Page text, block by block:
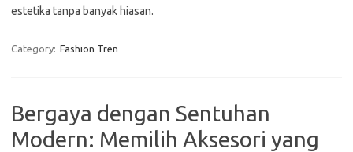
estetika tanpa banyak hiasan.
Category: Fashion Tren
Bergaya dengan Sentuhan
Modern: Memilih Aksesori yang